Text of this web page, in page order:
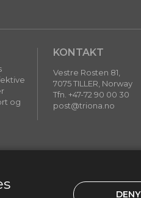
og
KONTAKT
Vestre Rosten 81,
7075 TILLER, Norway
Tfn. +47-72 90 00 30
post@triona.no
DENY